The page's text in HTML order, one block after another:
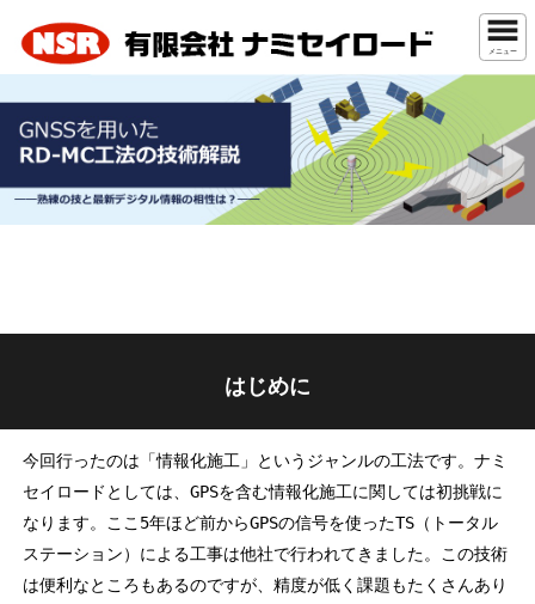
メニュー
はじめに
今回行ったのは「情報化施工」というジャンルの工法です。ナミ
セイロードとしては、GPSを含む情報化施工に関しては初挑戦に
なります。ここ5年ほど前からGPSの信号を使ったTS（トータル
ステーション）による工事は他社で行われてきました。この技術
は便利なところもあるのですが、精度が低く課題もたくさんあり